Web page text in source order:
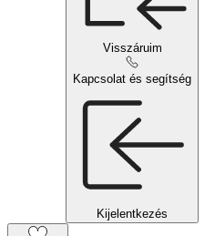
Visszáruim
Kapcsolat és segítség
Kijelentkezés